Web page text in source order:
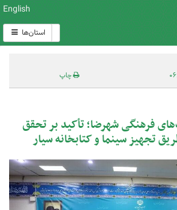
English
استان‌ها
چاپ
فرهنگی شهرضا؛ تأکید بر تحقق
تجهیز سینما و کتابخانه سیار